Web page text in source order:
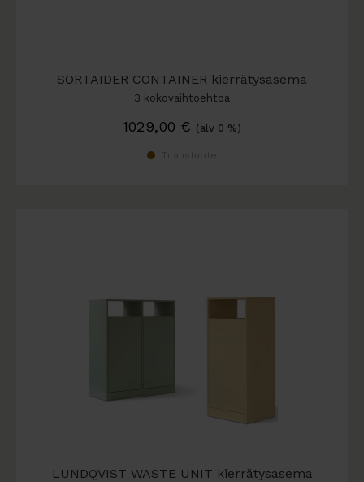
SORTAIDER CONTAINER kierrätysasema
3 kokovaihtoehtoa
1029,00 € (alv 0 %)
LUNDQVIST WASTE UNIT kierrätysasema